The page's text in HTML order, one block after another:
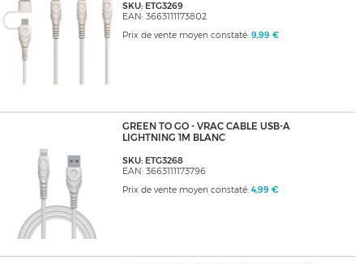
SKU: ETG3269
EAN: 3663111173802
Prix de vente moyen constaté: 9,99 €
GREEN TO GO - VRAC CABLE USB-A
LIGHTNING 1M BLANC
SKU: ETG3268
EAN: 3663111173796
Prix de vente moyen constaté: 4,99 €